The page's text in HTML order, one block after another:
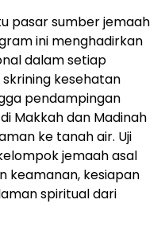
pasar sumber jemaah
ini menghadirkan
dalam setiap
kesehatan
pendampingan
Makkah dan Madinah
ke tanah air. Uji
jemaah asal
keamanan, kesiapan
spiritual dari